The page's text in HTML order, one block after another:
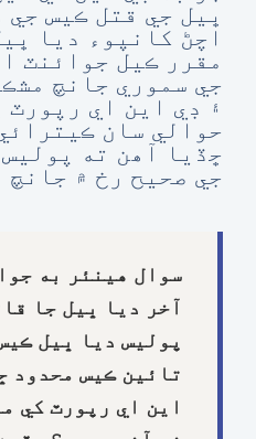
ڀيل جي قتل ڪيس جي
اچڻ کانپوء ديا ڀيل
مقرر ڪيل جوائنٽ
جي سموري جانچ
۽ ڊي اين اي رپورٽ
حوالي سان ڪيترائي
ڇڏيا آھن ته پوليس
جي صحيح رخ ۾ جانچ
سوال هينئر به جواب
آخر ديا ڀيل جا
پوليس ديا ڀيل ڪيس
تائين ڪيس محدود ڇو
اين اي رپورٽ کي